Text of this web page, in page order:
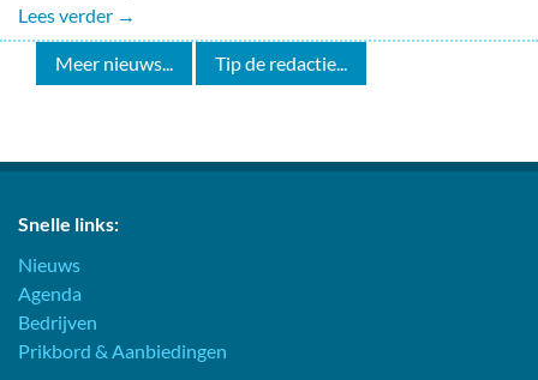
Lees verder →
Meer nieuws... Tip de redactie...
Snelle links:
Nieuws
Agenda
Bedrijven
Prikbord & Aanbiedingen